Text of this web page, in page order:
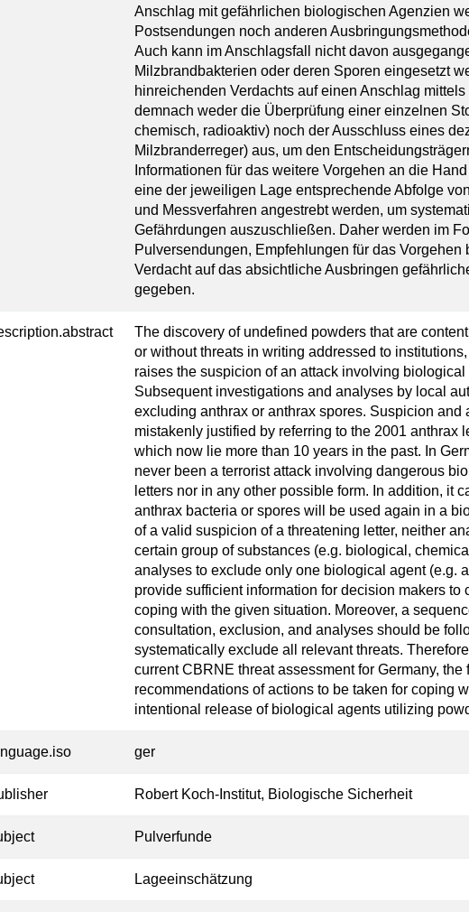
Anschlag mit gefährlichen biologischen Agenzien
Postsendungen noch anderen
Auch kann im Anschlagsfall nicht davon
Milzbrandbakterien oder deren Sporen eingesetzt
hinreichenden Verdachts auf einen Anschlag
demnach weder die Überprüfung einer einzelnen
chemisch, radioaktiv) noch der Ausschluss eines
Milzbranderreger) aus, um den
Informationen für das weitere Vorgehen an die
eine der jeweiligen Lage entsprechende Abfolge
und Messverfahren angestrebt werden, um
Gefährdungen auszuschließen. Daher werden im
Pulversendungen, Empfehlungen für das Vorgehen
Verdacht auf das absichtliche Ausbringen
gegeben.
The discovery of undefined powders that are
or without threats in writing addressed to
raises the suspicion of an attack involving
Subsequent investigations and analyses by local
excluding anthrax or anthrax spores. Suspicion and
mistakenly justified by referring to the 2001 anthrax
which now lie more than 10 years in the past. In
never been a terrorist attack involving dangerous
letters nor in any other possible form. In addition, it
anthrax bacteria or spores will be used again in a
of a valid suspicion of a threatening letter, neither
certain group of substances (e.g. biological,
analyses to exclude only one biological agent (e.g.
provide sufficient information for decision makers to
coping with the given situation. Moreover, a
consultation, exclusion, and analyses should be
systematically exclude all relevant threats.
current CBRNE threat assessment for Germany,
recommendations of actions to be taken for coping
intentional release of biological agents utilizing
ger
Robert Koch-Institut, Biologische Sicherheit
Pulverfunde
Lageeinschätzung